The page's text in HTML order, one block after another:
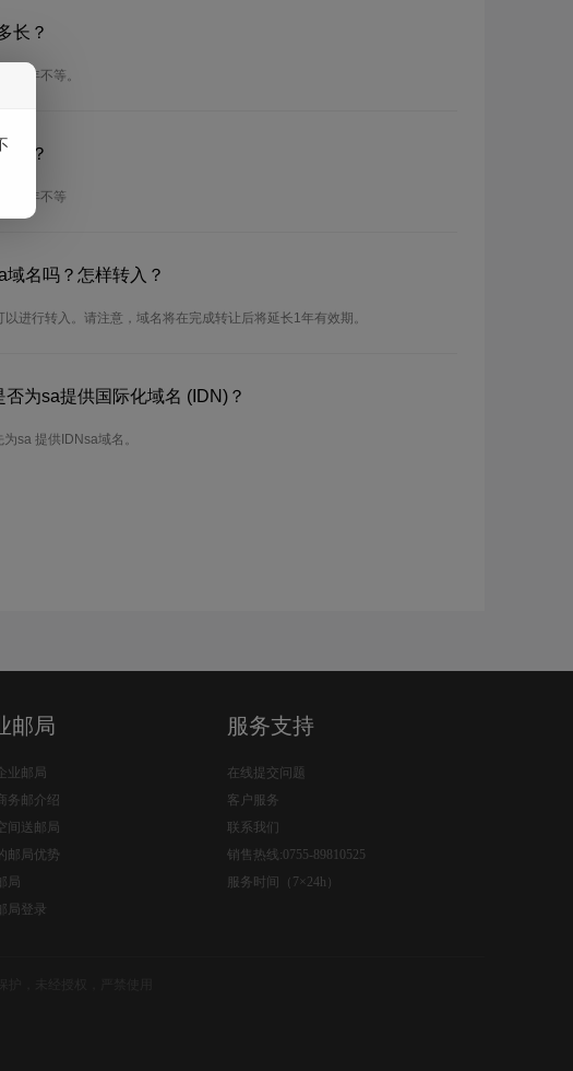
长？
10年不等。
长？
10年不等
域名吗？怎样转入？
以进行转入。请注意，域名将在完成转让后将延长1年有效期。
否为sa提供国际化域名 (IDN)？
sa 提供IDNsa域名。
邮局
业邮局
务邮介绍
间送邮局
邮局优势
局
局登录
服务支持
在线提交问题
客户服务
联系我们
销售热线:0755-89810525
服务时间（7×24h）